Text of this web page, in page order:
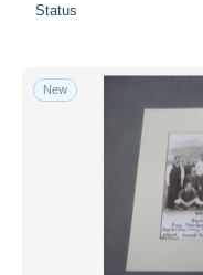
Status
New